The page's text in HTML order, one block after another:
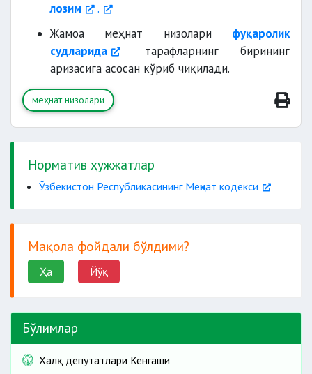
лозим
.
Жамоа меҳнат низолари фуқаролик
судларида
тарафларнинг бирининг
аризасига асосан кўриб чиқилади.
меҳнат низолари
Норматив ҳужжатлар
Ўзбекистон Республикасининг Меҳнат кодекси
Мақола фойдали бўлдими?
Ҳа Йўқ
Бўлимлар
Халқ депутатлари Кенгаши